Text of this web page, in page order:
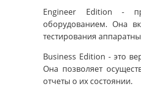
Engineer Edition -
оборудованием. Она
тестирования
Business Edition - это
Она позволяет
отчеты о их состоянии.